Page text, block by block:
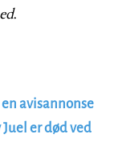
.
avisannonse
er død ved